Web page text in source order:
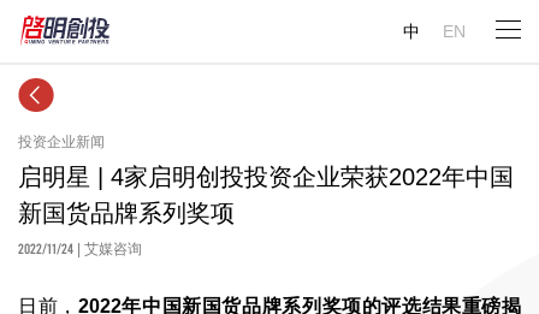
中 EN
投资企业新闻
启明星 | 4家启明创投投资企业荣获2022年中国
新国货品牌系列奖项
2022/11/24 | 艾媒咨询
日前， 2022年中国新国货品牌系列奖项的评选结果重磅揭